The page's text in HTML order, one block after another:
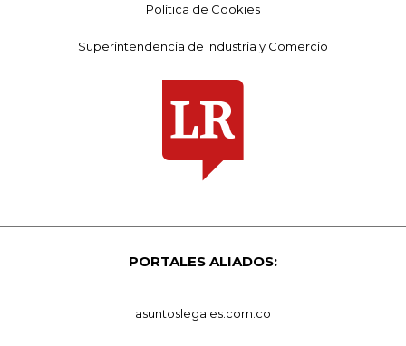
Política de Cookies
Superintendencia de Industria y Comercio
PORTALES ALIADOS:
asuntoslegales.com.co